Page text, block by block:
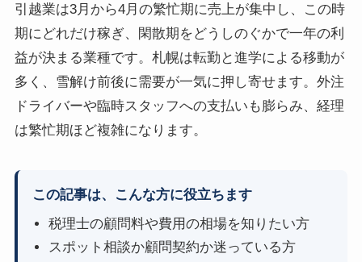
引越業は3月から4月の繁忙期に売上が集中し、この時
期にどれだけ稼ぎ、閑散期をどうしのぐかで一年の利
益が決まる業種です。札幌は転勤と進学による移動が
多く、雪解け前後に需要が一気に押し寄せます。外注
ドライバーや臨時スタッフへの支払いも膨らみ、経理
は繁忙期ほど複雑になります。
この記事は、こんな方に役立ちます
税理士の顧問料や費用の相場を知りたい方
スポット相談か顧問契約か迷っている方